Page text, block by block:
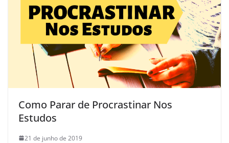
Como Parar de Procrastinar Nos
Estudos
21 de junho de 2019